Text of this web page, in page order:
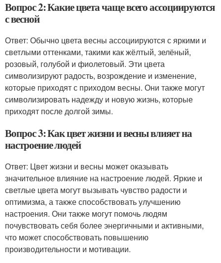
Вопрос 2: Какие цвета чаще всего ассоциируются
с весной
Ответ: Обычно цвета весны ассоциируются с яркими и
светлыми оттенками, такими как жёлтый, зелёный,
розовый, голубой и фиолетовый. Эти цвета
символизируют радость, возрождение и изменение,
которые приходят с приходом весны. Они также могут
символизировать надежду и новую жизнь, которые
приходят после долгой зимы.
Вопрос 3: Как цвет жизни и весны влияет на
настроение людей
Ответ: Цвет жизни и весны может оказывать
значительное влияние на настроение людей. Яркие и
светлые цвета могут вызывать чувство радости и
оптимизма, а также способствовать улучшению
настроения. Они также могут помочь людям
почувствовать себя более энергичными и активными,
что может способствовать повышению
производительности и мотивации.